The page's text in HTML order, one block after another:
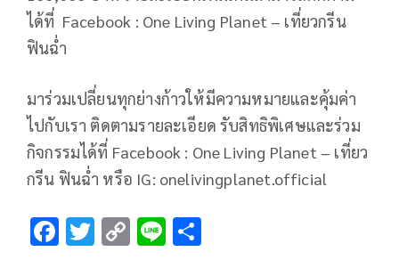
ได้ที่ Facebook : One Living Planet – เที่ยวกรีน
ฟินฉ่ำ
มาร่วมเปลี่ยนทุกย่างก้าวให้มีความหมายและคุ้มค่า
ไปกับเรา ติดตามรายละเอียด รับสิทธิพิเศษและร่วม
กิจกรรมได้ที่ Facebook : One Living Planet – เที่ยว
กรีน ฟินฉ่ำ หรือ IG: onelivingplanet.official
F T C Li